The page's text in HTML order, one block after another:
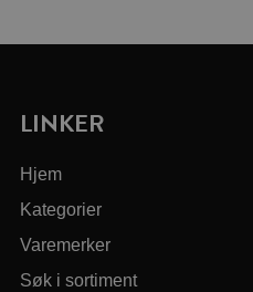
LINKER
Hjem
Kategorier
Varemerker
Søk i sortiment